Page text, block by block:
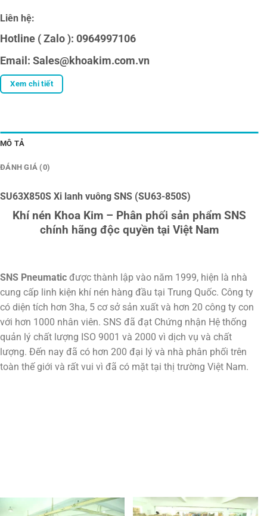
Liên hệ:
Hotline ( Zalo ): 0964997106
Email: Sales@khoakim.com.vn
Xem chi tiết
MÔ TẢ
ĐÁNH GIÁ (0)
SU63X850S Xi lanh vuông SNS (SU63-850S)
Khí nén Khoa Kim – Phân phối sản phẩm SNS
chính hãng độc quyền tại Việt Nam
SNS Pneumatic được thành lập vào năm 1999, hiện là nhà
cung cấp linh kiện khí nén hàng đầu tại Trung Quốc. Công ty
có diện tích hơn 3ha, 5 cơ sở sản xuất và hơn 20 công ty con
với hơn 1000 nhân viên. SNS đã đạt Chứng nhận Hệ thống
quản lý chất lượng ISO 9001 và 2000 vì dịch vụ và chất
lượng. Đến nay đã có hơn 200 đại lý và nhà phân phối trên
toàn thế giới và rất vui vì đã có mặt tại thị trường Việt Nam.